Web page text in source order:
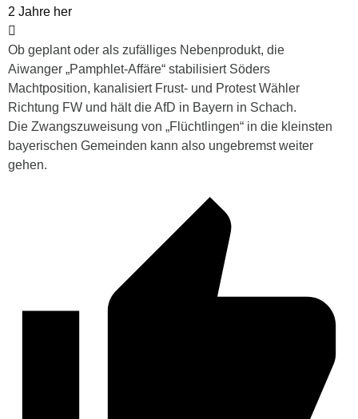
2 Jahre her
Ob geplant oder als zufälliges Nebenprodukt, die
Aiwanger „Pamphlet-Affäre“ stabilisiert Söders
Machtposition, kanalisiert Frust- und Protest Wähler
Richtung FW und hält die AfD in Bayern in Schach.
Die Zwangszuweisung von „Flüchtlingen“ in die kleinsten
bayerischen Gemeinden kann also ungebremst weiter
gehen.